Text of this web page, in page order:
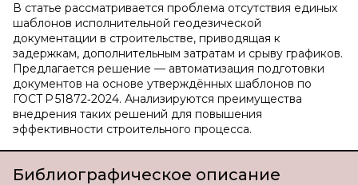
В статье рассматривается проблема отсутствия единых
шаблонов исполнительной геодезической
документации в строительстве, приводящая к
задержкам, дополнительным затратам и срыву графиков.
Предлагается решение — автоматизация подготовки
документов на основе утверждённых шаблонов по
ГОСТ Р 51872‑2024. Анализируются преимущества
внедрения таких решений для повышения
эффективности строительного процесса.
Библиографическое описание